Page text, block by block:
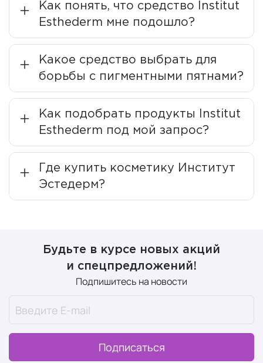
В основе всех продуктов бренда лежит
технология клеточной воды “Cellular Water”
созданная и запатентованная компанией Institut
Esthederm вода, которая имитирует воду,
содержащуюся в клетках нашей кожи. Действуя
глубоко в дерме, Cellular Water повышает
энергетический уровень клеток кожи до уровня
молодых клеток, раскрывая истинную силу и
потенциал вашей кожи.
Эксперименты подтверждают ее эффективность:
через 6 часов в клеточной воде выживает 85%
искусственных клеток, тогда как в дистиллированной
воде — 0%, а в термальной — лишь 8,5%. Благодаря
Time Control System
Это антиоксидантная защита, которая поддерживает
энергетический потенциал молодых клеток и борется
старения.
Как понять, что средство Institut
Esthederm мне подошло?
Какое средство выбрать для
борьбы с пигментными пятнами?
Как подобрать продукты Institut
Esthederm под мой запрос?
Где купить косметику Институт
Эстедерм?
Будьте в курсе новых акций
и спецпредложений!
Подпишитесь на новости
Подписаться